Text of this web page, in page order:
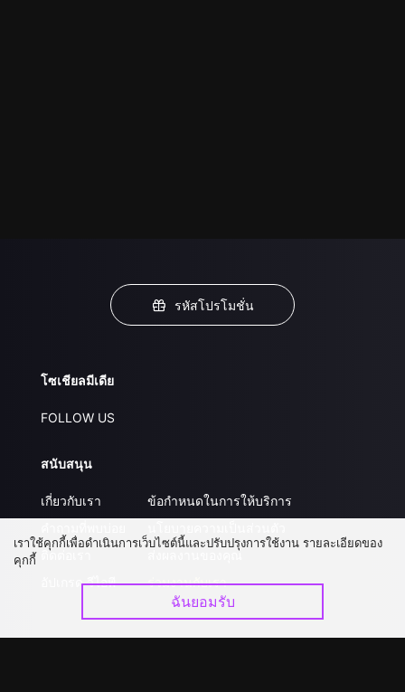
รหัสโปรโมชั่น
โซเชียลมีเดีย
FOLLOW US
สนับสนุน
เกี่ยวกับเรา
ติดต่อเรา
อัปเกรด วีไอพี
ข้อกำหนดในการให้บริการ
ส่งผลงานของคุณ
ร่วมงานกับเรา
เราใช้คุกกี้เพื่อดำเนินการเว็บไซต์นี้และปรับปรุงการใช้งาน รายละเอียดของ
คุกกี้
ฉันยอมรับ